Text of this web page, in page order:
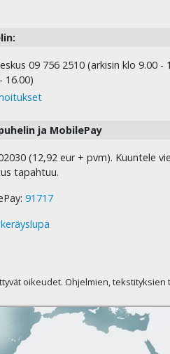
09 756 2510 (arkisin klo 9.00 -
16.00)
ja MobilePay
(12,92 eur + pvm). Kuuntele
tapahtuu.
91717
oikeudet. Ohjelmien,